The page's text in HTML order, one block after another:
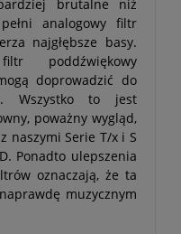
brutalne niż
analogowy filtr
najgłębsze basy.
poddźwiękowy
doprowadzić do
Wszystko to jest
poważny wygląd,
naszymi Serie T/x i S
Ponadto ulepszenia
oznaczają, że ta
muzycznym